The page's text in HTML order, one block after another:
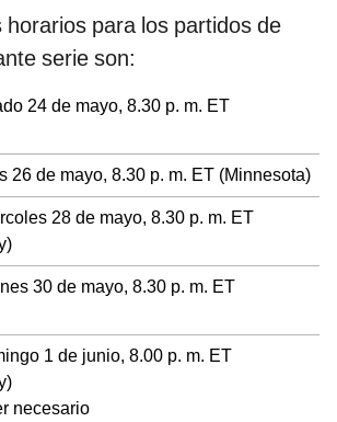
horarios para los partidos de
serie son:
24 de mayo, 8.30 p. m. ET
26 de mayo, 8.30 p. m. ET (Minnesota)
28 de mayo, 8.30 p. m. ET
30 de mayo, 8.30 p. m. ET
1 de junio, 8.00 p. m. ET
necesario